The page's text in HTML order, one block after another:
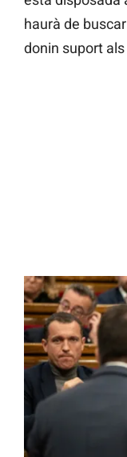
haurà de
donin suport